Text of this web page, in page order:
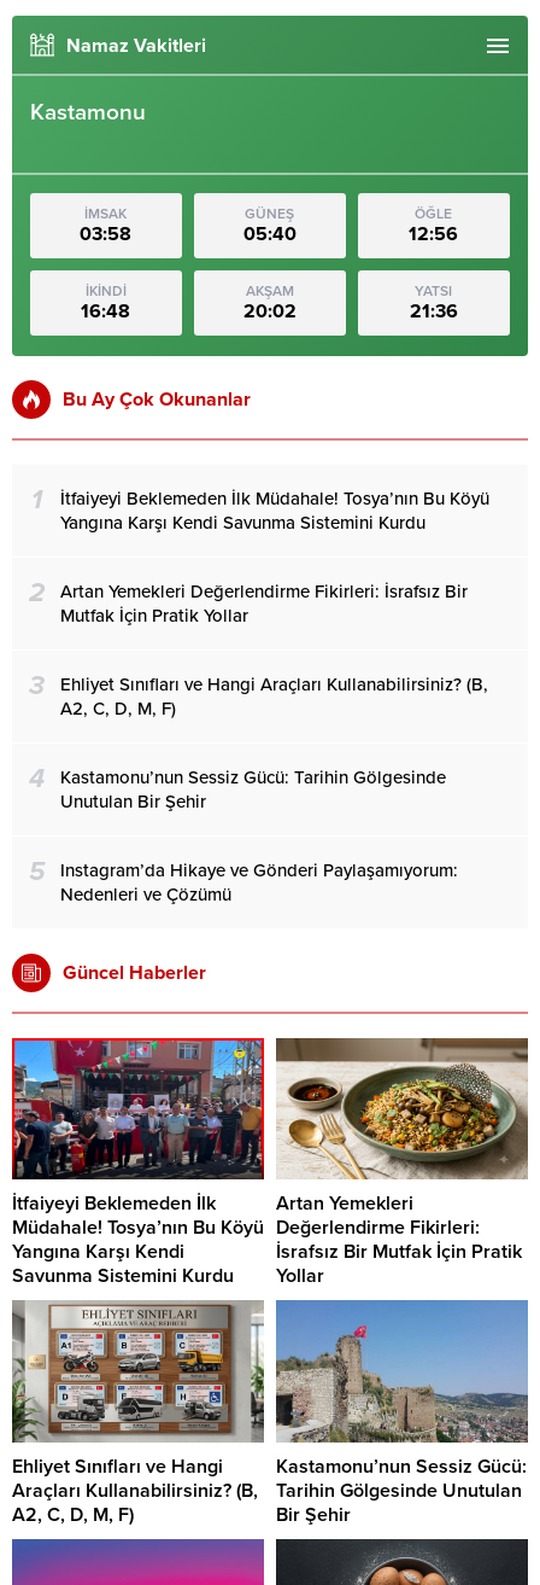
Namaz Vakitleri
Kastamonu
İMSAK
03:58
GÜNEŞ
05:40
ÖĞLE
12:56
İKİNDİ
16:48
AKŞAM
20:02
YATSI
21:36
Bu Ay Çok Okunanlar
1
İtfaiyeyi Beklemeden İlk Müdahale! Tosya’nın Bu Köyü
Yangına Karşı Kendi Savunma Sistemini Kurdu
2
Artan Yemekleri Değerlendirme Fikirleri: İsrafsız Bir
Mutfak İçin Pratik Yollar
3
Ehliyet Sınıfları ve Hangi Araçları Kullanabilirsiniz? (B,
A2, C, D, M, F)
4
Kastamonu’nun Sessiz Gücü: Tarihin Gölgesinde
Unutulan Bir Şehir
5
Instagram’da Hikaye ve Gönderi Paylaşamıyorum:
Nedenleri ve Çözümü
Güncel Haberler
İtfaiyeyi Beklemeden İlk
Müdahale! Tosya’nın Bu Köyü
Yangına Karşı Kendi
Savunma Sistemini Kurdu
Artan Yemekleri
Değerlendirme Fikirleri:
İsrafsız Bir Mutfak İçin Pratik
Yollar
Ehliyet Sınıfları ve Hangi
Araçları Kullanabilirsiniz? (B,
A2, C, D, M, F)
Kastamonu’nun Sessiz Gücü:
Tarihin Gölgesinde Unutulan
Bir Şehir